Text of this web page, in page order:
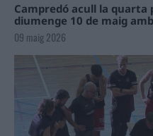
Campredó acull la quarta
diumenge 10 de maig
09 maig 2026